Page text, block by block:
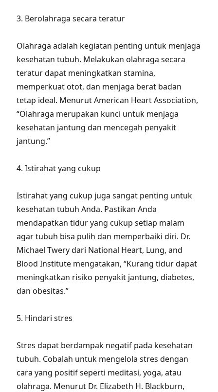
3. Berolahraga secara teratur
Olahraga adalah kegiatan penting untuk menjaga
kesehatan tubuh. Melakukan olahraga secara
teratur dapat meningkatkan stamina,
memperkuat otot, dan menjaga berat badan
tetap ideal. Menurut American Heart Association,
“Olahraga merupakan kunci untuk menjaga
kesehatan jantung dan mencegah penyakit
jantung.”
4. Istirahat yang cukup
Istirahat yang cukup juga sangat penting untuk
kesehatan tubuh Anda. Pastikan Anda
mendapatkan tidur yang cukup setiap malam
agar tubuh bisa pulih dan memperbaiki diri. Dr.
Michael Twery dari National Heart, Lung, and
Blood Institute mengatakan, “Kurang tidur dapat
meningkatkan risiko penyakit jantung, diabetes,
dan obesitas.”
5. Hindari stres
Stres dapat berdampak negatif pada kesehatan
tubuh. Cobalah untuk mengelola stres dengan
cara yang positif seperti meditasi, yoga, atau
olahraga. Menurut Dr. Elizabeth H. Blackburn,